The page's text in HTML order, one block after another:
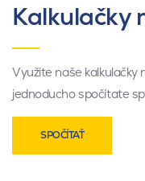
Kalkulačky
Využite naše
jednoducho spočítate
SPOČÍTAŤ